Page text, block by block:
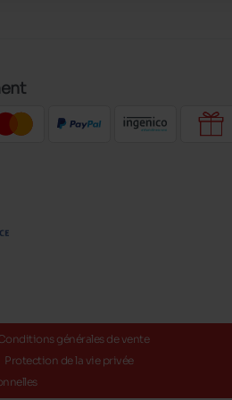
générales de vente
Protection de la vie privée